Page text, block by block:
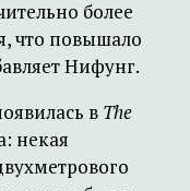
более
что повышало
Нифунг.
в The
некая